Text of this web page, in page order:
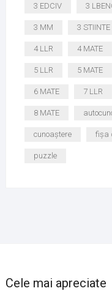
3 EDCIV 3
3 MM 3 STIINTE
4 LLR 4 MATE
5 LLR 5 MATE
6 MATE 7 LLR
8 MATE
cunoaștere fișa
puzzle
Cele mai apreciate